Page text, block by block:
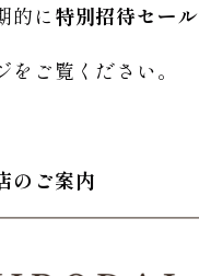
的に特別招待セール
ご覧ください。
のご案内